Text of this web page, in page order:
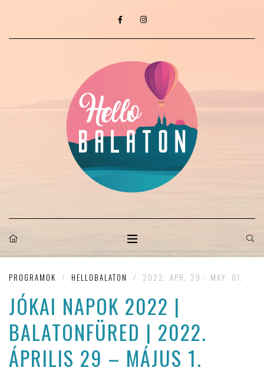
PROGRAMOK / HELLOBALATON / 2022. APR. 29 - MAY. 01.
JÓKAI NAPOK 2022 |
BALATONFÜRED | 2022.
ÁPRILIS 29 – MÁJUS 1.